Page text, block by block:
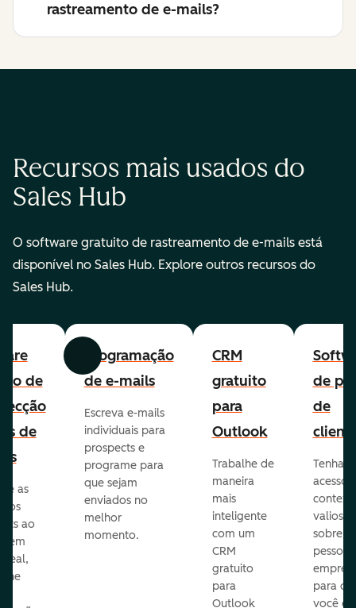
rastreamento de e-mails?
Recursos mais usados do
Sales Hub
O software gratuito de rastreamento de e-mails está
disponível no Sales Hub. Explore outros recursos do
Sales Hub.
Anterior Avançar
de
de
as
ao
em
real,
Programação
de e-mails
Escreva e-mails
individuais para
prospects e
programe para
que sejam
enviados no
melhor
momento.
CRM
gratuito
para
Outlook
Trabalhe de
maneira
mais
inteligente
com um
CRM
gratuito
para
Outlook
de
de
Tenha
acesso
valioso
sobre as
para
você